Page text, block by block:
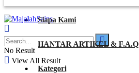
Siapa Kami
HANTAR ARTIKEL & F.A.Q
Kategori
No Result
View All Result